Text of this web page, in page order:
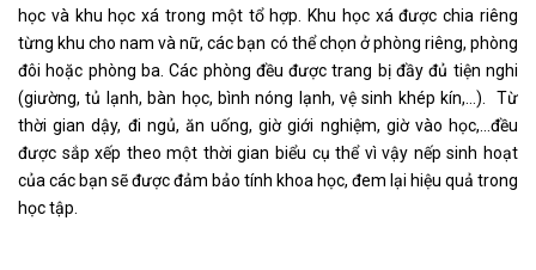
học và khu học xá trong một tổ hợp. Khu học xá được chia riêng
từng khu cho nam và nữ, các bạn có thể chọn ở phòng riêng, phòng
đôi hoặc phòng ba. Các phòng đều được trang bị đầy đủ tiện nghi
(giường, tủ lạnh, bàn học, bình nóng lạnh, vệ sinh khép kín,…). Từ
thời gian dậy, đi ngủ, ăn uống, giờ giới nghiệm, giờ vào học,…đều
được sắp xếp theo một thời gian biểu cụ thể vì vậy nếp sinh hoạt
của các bạn sẽ được đảm bảo tính khoa học, đem lại hiệu quả trong
học tập.